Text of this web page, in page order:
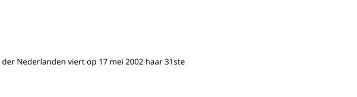
Nederlanden viert op 17 mei 2002 haar 31ste